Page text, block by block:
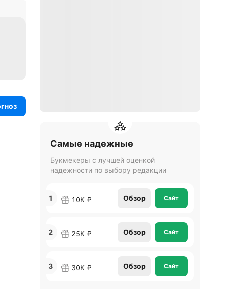
Самые надежные
Букмекеры с лучшей оценкой
надежности по выбору редакции
1 10К ₽ Обзор Сайт
2 25К ₽ Обзор Сайт
3 30К ₽ Обзор Сайт